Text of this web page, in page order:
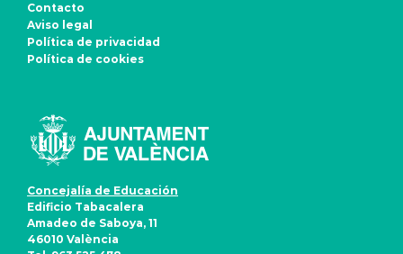
Contacto
Aviso legal
Política de privacidad
Política de cookies
Concejalía de Educación
Edificio Tabacalera
Amadeo de Saboya, 11
46010 València